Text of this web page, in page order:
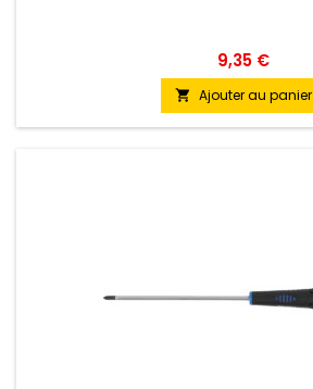
9,35 €
 Ajouter au panier